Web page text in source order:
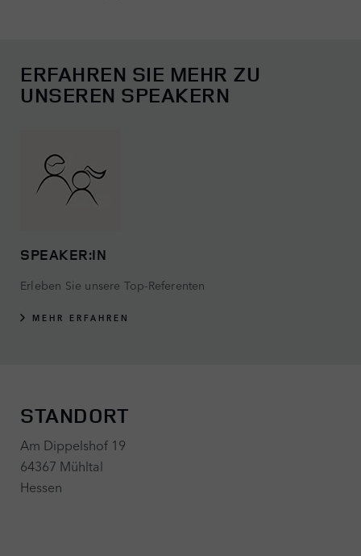
ERFAHREN SIE MEHR ZU
UNSEREN SPEAKERN
SPEAKER:IN
Erleben Sie unsere Top-Referenten
MEHR ERFAHREN
STANDORT
Am Dippelshof 19
64367 Mühltal
Hessen